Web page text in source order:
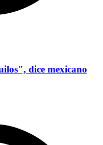
dice mexicano